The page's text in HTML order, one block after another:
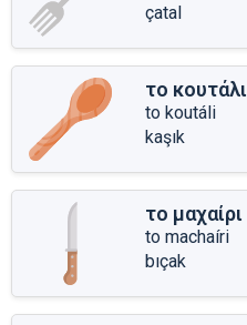
çatal
το κουτάλι
to koutáli
kaşık
το μαχαίρι
to machaíri
bıçak